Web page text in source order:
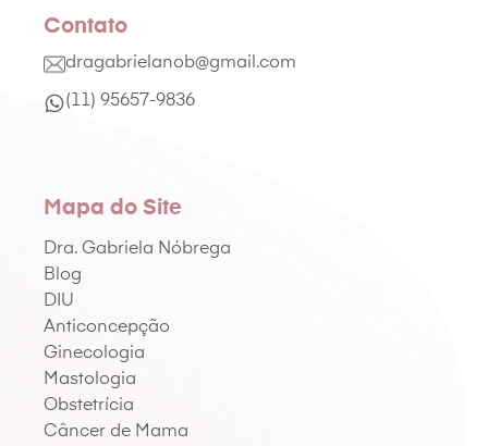
Contato
dragabrielanob@gmail.com
(11) 95657-9836
Mapa do Site
Dra. Gabriela Nóbrega
Blog
DIU
Anticoncepção
Ginecologia
Mastologia
Obstetrícia
Câncer de Mama